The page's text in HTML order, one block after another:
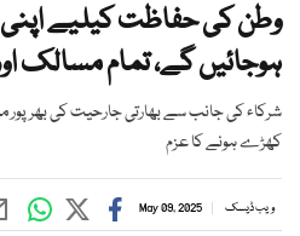
وطن کی حفاظت کیلیے اپنی
ہوجائیں گے، تمام مسالک
شرکاء کی جانب سے بھارتی جارحیت کی بھرپور
کھڑے ہونے کا عزم
ویب ڈیسک May 09, 2025